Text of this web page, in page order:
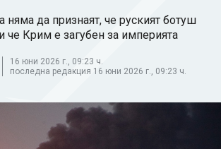
няма да признаят, че руският ботуш
че Крим е загубен за империята
16 юни 2026 г., 09:23 ч.
последна редакция 16 юни 2026 г., 09:23 ч.